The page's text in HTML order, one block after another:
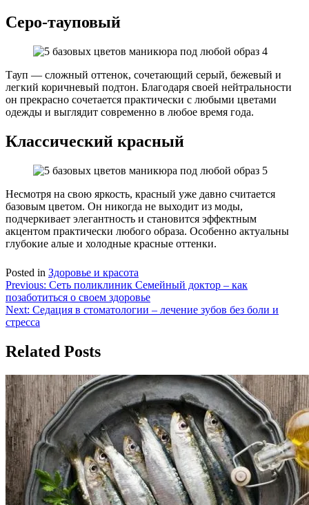
Серо-тауповый
Тауп — сложный оттенок, сочетающий серый, бежевый и
легкий коричневый подтон. Благодаря своей нейтральности
он прекрасно сочетается практически с любыми цветами
одежды и выглядит современно в любое время года.
Классический красный
Несмотря на свою яркость, красный уже давно считается
базовым цветом. Он никогда не выходит из моды,
подчеркивает элегантность и становится эффектным
акцентом практически любого образа. Особенно актуальны
глубокие алые и холодные красные оттенки.
Posted in Здоровье и красота
Навигация
по
записям
Previous: Сеть поликлиник Семейный доктор – как
позаботиться о своем здоровье
Next: Седация в стоматологии – лечение зубов без боли и
стресса
Related Posts